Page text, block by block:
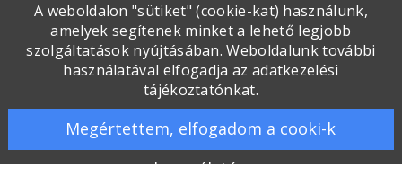
A weboldalon "sütiket" (cookie-kat) használunk,
amelyek segítenek minket a lehető legjobb
szolgáltatások nyújtásában. Weboldalunk további
használatával elfogadja az adatkezelési
tájékoztatónkat.
Megértettem, elfogadom a cooki-k
használatát.